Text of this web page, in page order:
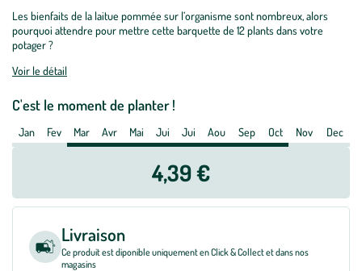
Les bienfaits de la laitue pommée sur l’organisme sont nombreux, alors
pourquoi attendre pour mettre cette barquette de 12 plants dans votre
potager ?
Voir le détail
C'est le moment de planter !
Pommee
Bio.
barquette
plants
Jan Fev Mar Avr Mai Jui Jui Aou Sep Oct Nov Dec
4,39 €
Livraison
Ce produit est diponible uniquement en Click & Collect et dans nos
magasins